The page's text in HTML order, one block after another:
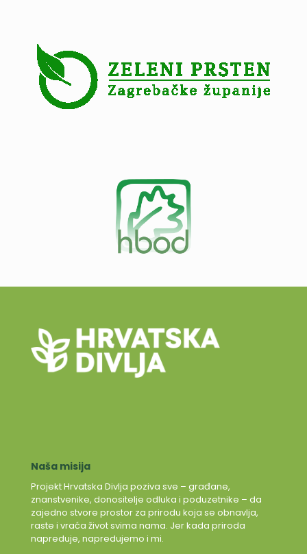
Naša misija
Projekt Hrvatska Divlja poziva sve – građane,
znanstvenike, donositelje odluka i poduzetnike – da
zajedno stvore prostor za prirodu koja se obnavlja,
raste i vraća život svima nama. Jer kada priroda
napreduje, napredujemo i mi.